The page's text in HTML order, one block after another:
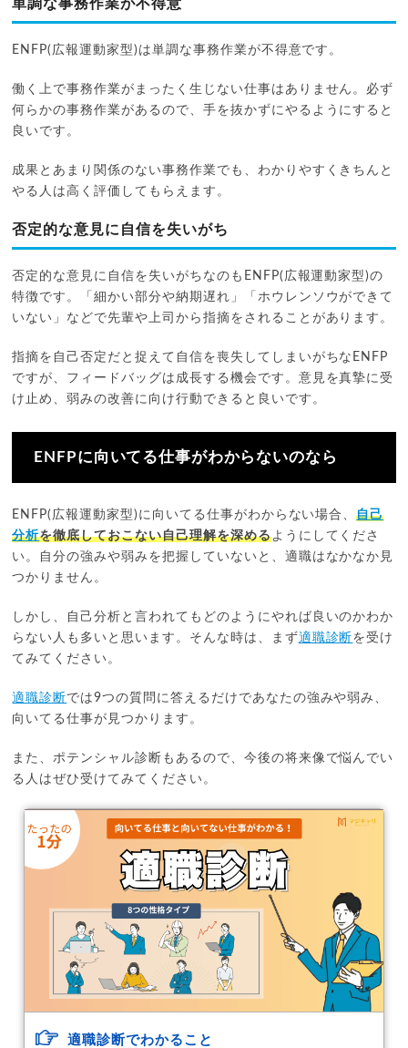
単調な事務作業が不得意
ENFP(広報運動家型)は単調な事務作業が不得意です。
働く上で事務作業がまったく生じない仕事はありません。必ず
何らかの事務作業があるので、手を抜かずにやるようにすると
良いです。
成果とあまり関係のない事務作業でも、わかりやすくきちんと
やる人は高く評価してもらえます。
否定的な意見に自信を失いがち
否定的な意見に自信を失いがちなのもENFP(広報運動家型)の
特徴です。「細かい部分や納期遅れ」「ホウレンソウができて
いない」などで先輩や上司から指摘をされることがあります。
指摘を自己否定だと捉えて自信を喪失してしまいがちなENFP
ですが、フィードバッグは成長する機会です。意見を真摯に受
け止め、弱みの改善に向け行動できると良いです。
ENFPに向いてる仕事がわからないのなら
ENFP(広報運動家型)に向いてる仕事がわからない場合、自己
分析を徹底しておこない自己理解を深めるようにしてくださ
い。自分の強みや弱みを把握していないと、適職はなかなか見
つかりません。
しかし、自己分析と言われてもどのようにやれば良いのかわか
らない人も多いと思います。そんな時は、まず適職診断を受け
てみてください。
適職診断では9つの質問に答えるだけであなたの強みや弱み、
向いてる仕事が見つかります。
また、ポテンシャル診断もあるので、今後の将来像で悩んでい
る人はぜひ受けてみてください。
適職診断でわかること